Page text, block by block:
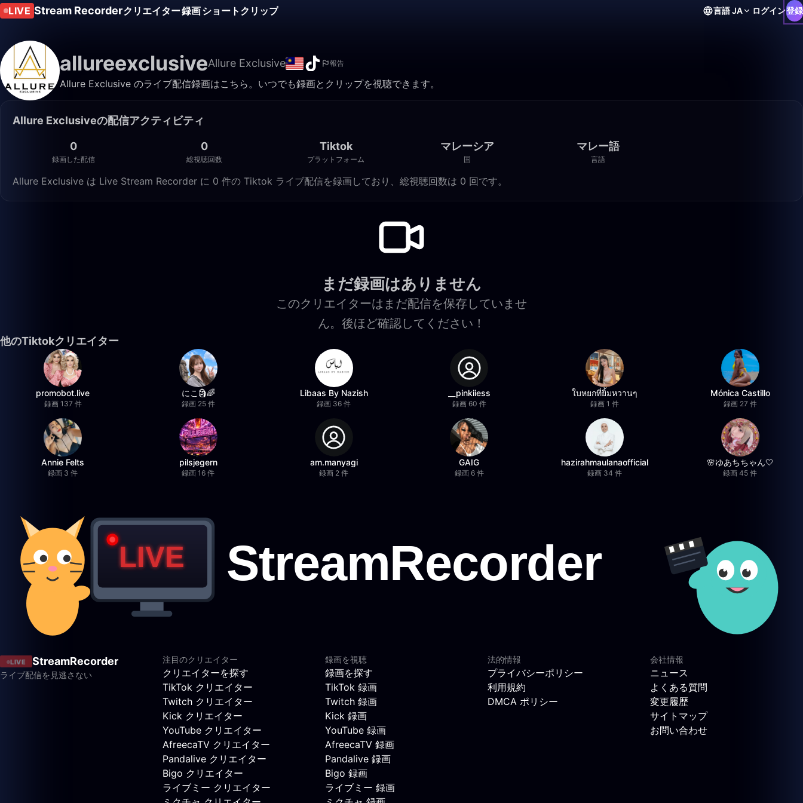
LIVE Stream Recorderクリエイター録画ショートクリップ 言語JA ログイン登録
allureexclusiveAllure Exclusive 報告
Allure Exclusive のライブ配信録画はこちら。いつでも録画とクリップを視聴できます。
Allure Exclusiveの配信アクティビティ
0
録画した配信
0
総視聴回数
Tiktok
プラットフォーム
マレーシア
国
マレー語
言語
Allure Exclusive は Live Stream Recorder に 0 件の Tiktok ライブ配信を録画しており、総視聴回数は 0 回です。
まだ録画はありません
このクリエイターはまだ配信を保存していませ
ん。後ほど確認してください！
他のTiktokクリエイター
promobot.live
録画 137 件
にこ🗿🌈
録画 25 件
Libaas By Nazish
録画 36 件
__pinkiiess
録画 60 件
ใบหยกที่ยิ้มหวานๆ
録画 1 件
Mónica Castillo
録画 27 件
Annie Felts
録画 3 件
pilsjegern
録画 16 件
am.manyagi
録画 2 件
GAIG
録画 6 件
hazirahmaulanaofficial
録画 34 件
🌸ゆあちちゃん🤍
録画 45 件
LIVE StreamRecorder
ライブ配信を見逃さない
注目のクリエイター
クリエイターを探す
TikTok クリエイター
Twitch クリエイター
Kick クリエイター
YouTube クリエイター
AfreecaTV クリエイター
Pandalive クリエイター
Bigo クリエイター
ライブミー クリエイター
録画を視聴
録画を探す
TikTok 録画
Twitch 録画
Kick 録画
YouTube 録画
AfreecaTV 録画
Pandalive 録画
Bigo 録画
ライブミー 録画
法的情報
プライバシーポリシー
利用規約
DMCA ポリシー
会社情報
ニュース
よくある質問
変更履歴
サイトマップ
お問い合わせ